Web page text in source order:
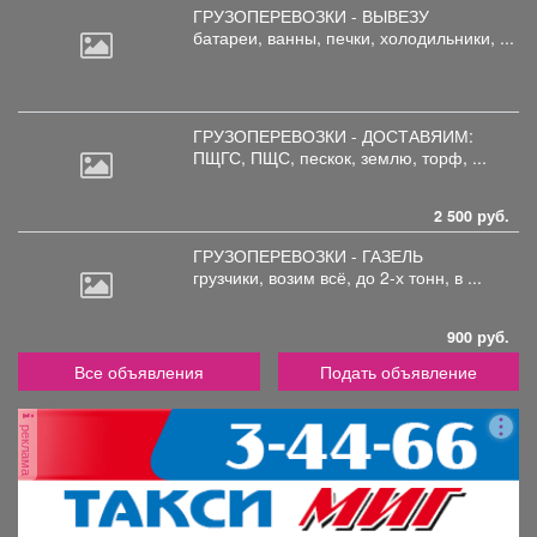
ГРУЗОПЕРЕВОЗКИ - ВЫВЕЗУ
батареи, ванны, печки, холодильники, ...
ГРУЗОПЕРЕВОЗКИ - ДОСТАВЯИМ:
ПЩГС, ПЩС, пескок, землю, торф, ...
2 500 руб.
ГРУЗОПЕРЕВОЗКИ - ГАЗЕЛЬ
грузчики, возим всё, до 2-х тонн, в ...
900 руб.
Все объявления Подать объявление
реклама